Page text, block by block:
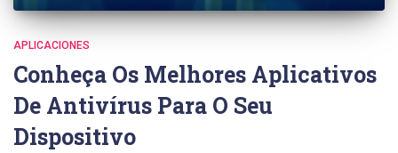
APLICACIONES
Conheça Os Melhores Aplicativos
De Antivírus Para O Seu
Dispositivo